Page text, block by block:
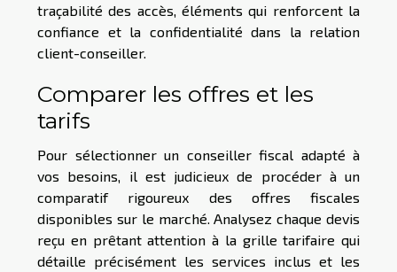
traçabilité des accès, éléments qui renforcent la
confiance et la confidentialité dans la relation
client-conseiller.
Comparer les offres et les
tarifs
Pour sélectionner un conseiller fiscal adapté à
vos besoins, il est judicieux de procéder à un
comparatif rigoureux des offres fiscales
disponibles sur le marché. Analysez chaque devis
reçu en prêtant attention à la grille tarifaire qui
détaille précisément les services inclus et les